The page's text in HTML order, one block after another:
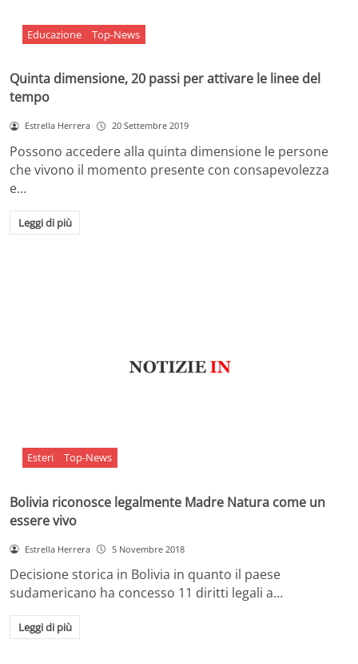
Educazione Top-News
Quinta dimensione, 20 passi per attivare le linee del
tempo
Estrella Herrera 20 Settembre 2019
Possono accedere alla quinta dimensione le persone
che vivono il momento presente con consapevolezza
e…
Leggi di più
Esteri Top-News
Bolivia riconosce legalmente Madre Natura come un
essere vivo
Estrella Herrera 5 Novembre 2018
Decisione storica in Bolivia in quanto il paese
sudamericano ha concesso 11 diritti legali a…
Leggi di più